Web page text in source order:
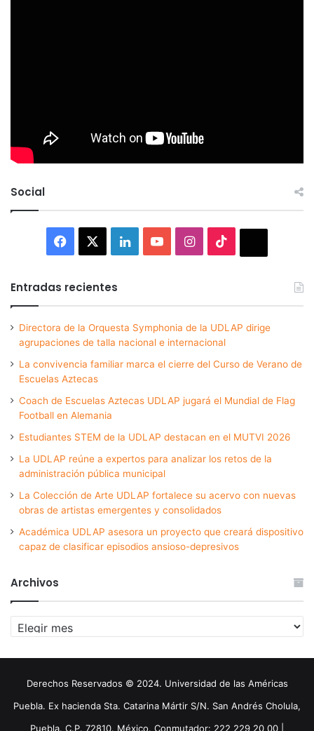
Social
Facebook LinkedInYouTubeInstagram
Entradas recientes
Directora de la Orquesta Symphonia de la UDLAP dirige
agrupaciones de talla nacional e internacional
La convivencia familiar marca el cierre del Curso de Verano de
Escuelas Aztecas
Coach de Escuelas Aztecas UDLAP jugará el Mundial de Flag
Football en Alemania
Estudiantes STEM de la UDLAP destacan en el MUTVI 2026
La UDLAP reúne a expertos para analizar los retos de la
administración pública municipal
La Colección de Arte UDLAP fortalece su acervo con nuevas
obras de artistas emergentes y consolidados
Académica UDLAP asesora un proyecto que creará dispositivo
capaz de clasificar episodios ansioso-depresivos
Archivos
Archivos
Derechos Reservados © 2024. Universidad de las Américas
Puebla. Ex hacienda Sta. Catarina Mártir S/N. San Andrés Cholula,
Puebla. C.P. 72810. México. Conmutador: 222 229 20 00 |